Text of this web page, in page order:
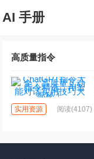
AI 手册
高质量指令
实用资源 阅读(4107)